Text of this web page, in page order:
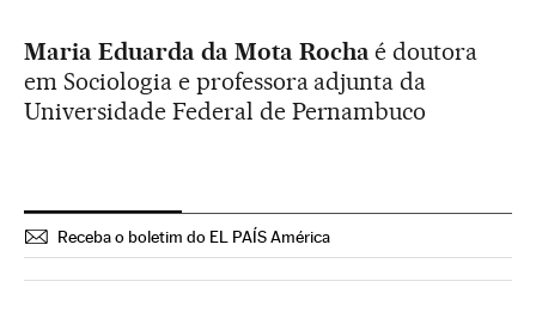
Maria Eduarda da Mota Rocha é doutora
em Sociologia e professora adjunta da
Universidade Federal de Pernambuco
Receba o boletim do EL PAÍS América